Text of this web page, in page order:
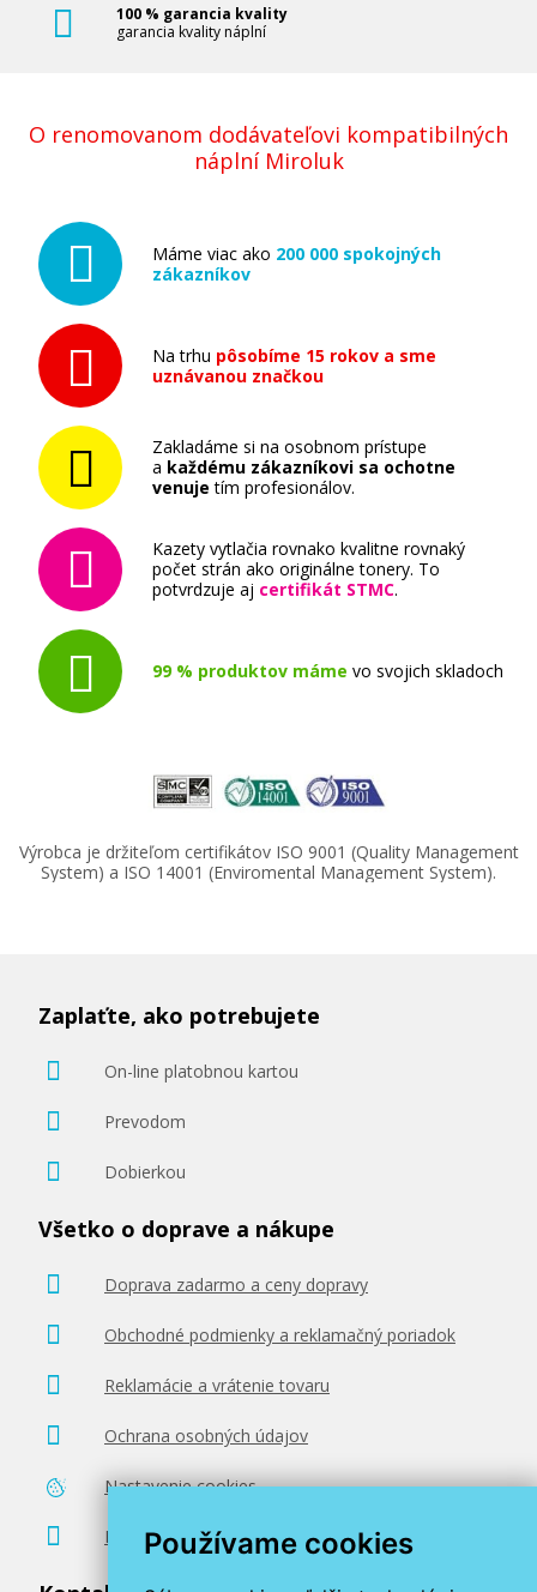
Používame cookies
100 % garancia kvality
garancia kvality náplní
O renomovanom dodávateľovi kompatibilných
náplní Miroluk
Máme viac ako 200 000 spokojných
zákazníkov
Na trhu pôsobíme 15 rokov a sme
uznávanou značkou
Zakladáme si na osobnom prístupe
a každému zákazníkovi sa ochotne
venuje tím profesionálov.
Kazety vytlačia rovnako kvalitne rovnaký
počet strán ako originálne tonery. To
potvrdzuje aj certifikát STMC.
99 % produktov máme vo svojich skladoch
Výrobca je držiteľom certifikátov ISO 9001 (Quality Management
System) a ISO 14001 (Enviromental Management System).
Zaplaťte, ako potrebujete
On-line platobnou kartou
Prevodom
Dobierkou
Všetko o doprave a nákupe
Doprava zadarmo a ceny dopravy
Obchodné podmienky a reklamačný poriadok
Reklamácie a vrátenie tovaru
Ochrana osobných údajov
Nastavenie cookies
Poradenstvo zadarmo